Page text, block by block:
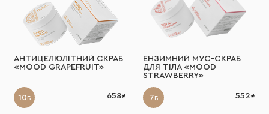
АНТИЦЕЛЮЛІТНИЙ СКРАБ
«MOOD GRAPEFRUIT»
10 Б 658
ЕНЗИМНИЙ МУС-СКРАБ
ДЛЯ ТІЛА «MOOD
STRAWBERRY»
7 Б 552